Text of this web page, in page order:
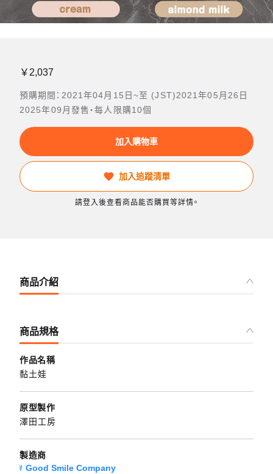
￥2,037
預購期間：2021年04月15日~至 (JST)2021年05月26日
2025年09月發售・每人限購10個
加入購物車
加入追蹤清單
請登入後查看商品能否購買等詳情。
商品介紹
商品規格
作品名稱
黏土娃
原型製作
澤田工房
製造商
Good Smile Company